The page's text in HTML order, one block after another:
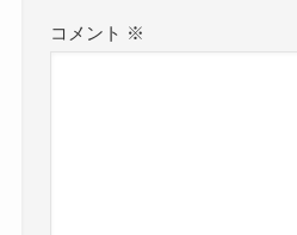
コメント ※